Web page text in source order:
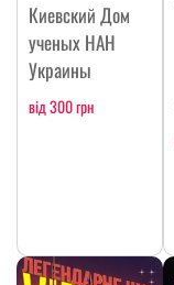
Киевский Дом
ученых НАН
Украины
від 300 грн